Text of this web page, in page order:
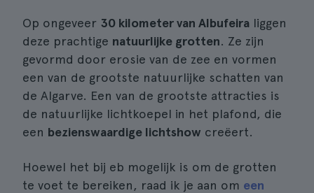
Op ongeveer 30 kilometer van Albufeira liggen
deze prachtige natuurlijke grotten. Ze zijn
gevormd door erosie van de zee en vormen
een van de grootste natuurlijke schatten van
de Algarve. Een van de grootste attracties is
de natuurlijke lichtkoepel in het plafond, die
een bezienswaardige lichtshow creëert.
Hoewel het bij eb mogelijk is om de grotten
te voet te bereiken, raad ik je aan om een